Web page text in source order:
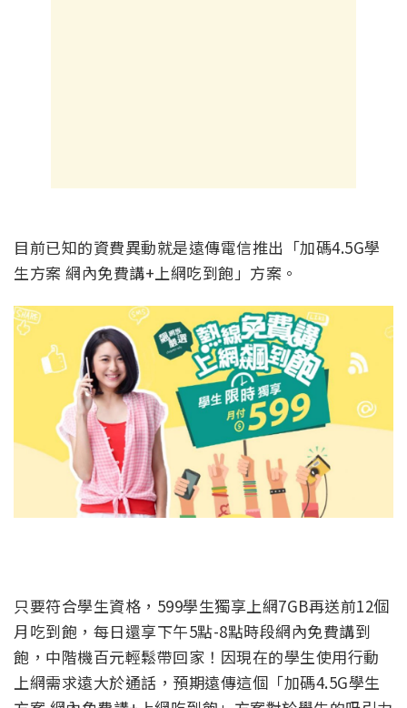
目前已知的資費異動就是遠傳電信推出「加碼4.5G學
生方案 網內免費講+ 上網吃到飽」方案。
只要符合學生資格， 599學生獨享上網7GB再送前12個
月吃到飽 ，每日還享下午5點-8點時段網內免費講到
飽，中階機百元輕鬆帶回家！因現在的學生使用行動
上網需求遠大於通話，預期遠傳這個「加碼4.5G學生